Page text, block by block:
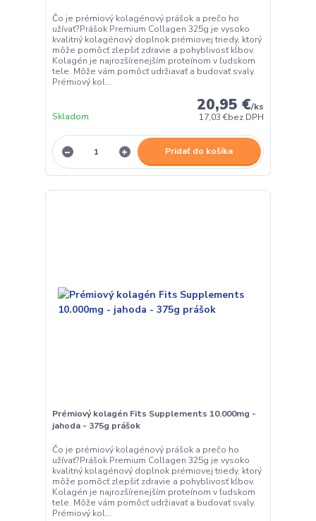
Čo je prémiový kolagénový prášok a prečo ho
užívať?Prášok Premium Collagen 325g je vysoko
kvalitný kolagénový doplnok prémiovej triedy, ktorý
môže pomôcť zlepšiť zdravie a pohyblivosť kĺbov.
Kolagén je najrozšírenejším proteínom v ľudskom
tele. Môže vám pomôcť udržiavať a budovať svaly.
Prémiový kol...
20,95 €/ks
17,03 €bez DPH
Skladom
Pridať do košíka
Prémiový kolagén Fits Supplements 10.000mg -
jahoda - 375g prášok
Čo je prémiový kolagénový prášok a prečo ho
užívať?Prášok Premium Collagen 325g je vysoko
kvalitný kolagénový doplnok prémiovej triedy, ktorý
môže pomôcť zlepšiť zdravie a pohyblivosť kĺbov.
Kolagén je najrozšírenejším proteínom v ľudskom
tele. Môže vám pomôcť udržiavať a budovať svaly.
Prémiový kol...